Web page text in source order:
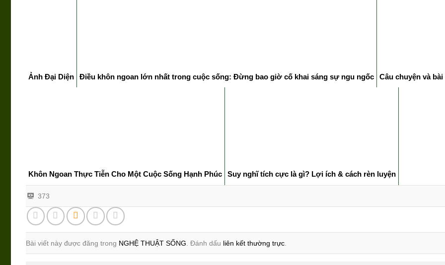
Ảnh Đại Diện Điều khôn ngoan lớn nhất trong cuộc sống: Đừng bao giờ cố khai sáng sự ngu ngốc Câu chuyện và bài
Khôn Ngoan Thực Tiễn Cho Một Cuộc Sống Hạnh Phúc Suy nghĩ tích cực là gì? Lợi ích & cách rèn luyện
373
Bài viết này được đăng trong NGHỆ THUẬT SỐNG. Đánh dấu liên kết thường trực.